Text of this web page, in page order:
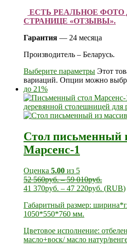
ЕСТЬ РЕАЛЬНОЕ
СТРАНИЦЕ «ОТЗЫВЫ».
Гарантия — 24 месяца
Производитель – Беларусь.
Выберите параметры Этот
вариаций. Опции можно
до 21%
Стол письменный
Марсенс-1
Оценка 5.00 из 5
52 560руб.–59 010руб.
41 370руб. – 47 220руб. (RUB)
Габаритный размер:
1050*550*760 мм.
Цветовое исполнение:
масло+воск/ масло натур/